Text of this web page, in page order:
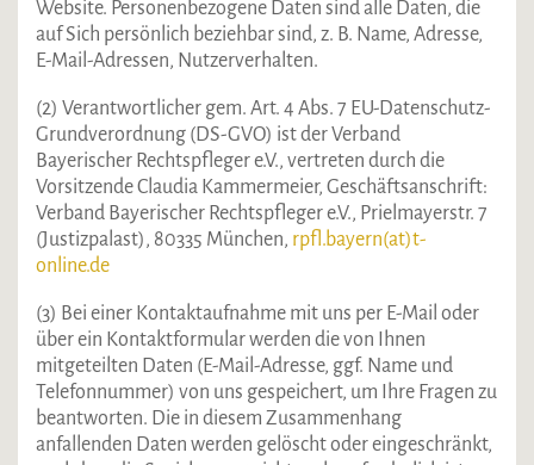
Website. Personenbezogene Daten sind alle Daten, die
auf Sich persönlich beziehbar sind, z. B. Name, Adresse,
E-Mail-Adressen, Nutzerverhalten.
(2) Verantwortlicher gem. Art. 4 Abs. 7 EU-Datenschutz-
Grundverordnung (DS-GVO) ist der Verband
Bayerischer Rechtspfleger e.V., vertreten durch die
Vorsitzende Claudia Kammermeier, Geschäftsanschrift:
Verband Bayerischer Rechtspfleger e.V., Prielmayerstr. 7
(Justizpalast), 80335 München, rpfl.bayern(at)t-
online.de
(3) Bei einer Kontaktaufnahme mit uns per E-Mail oder
über ein Kontaktformular werden die von Ihnen
mitgeteilten Daten (E-Mail-Adresse, ggf. Name und
Telefonnummer) von uns gespeichert, um Ihre Fragen zu
beantworten. Die in diesem Zusammenhang
anfallenden Daten werden gelöscht oder eingeschränkt,